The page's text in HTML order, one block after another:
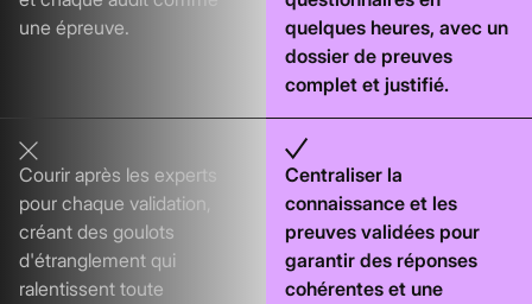
une épreuve.
quelques heures, avec un
dossier de preuves
complet et justifié.
Courir après les experts
pour chaque validation,
créant des goulots
d'étranglement qui
ralentissent toute
Centraliser la
connaissance et les
preuves validées pour
garantir des réponses
cohérentes et une